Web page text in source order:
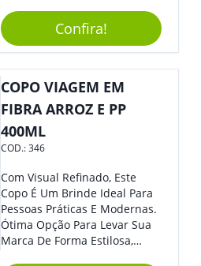
Anotações Com Post-It E
Caneta. Elaborado A Partir De
Material Reciclado, O Brinde
Também É Prático, Tornando-
Se Assim Excelente Para Uso
Cotidiano. Perfeito, Não É?!
Confira!
COPO VIAGEM EM
FIBRA ARROZ E PP
400ML
COD.:346
Com Visual Refinado, Este
Copo É Um Brinde Ideal Para
Pessoas Práticas E Modernas.
Ótima Opção Para Levar Sua
Marca De Forma Estilosa,